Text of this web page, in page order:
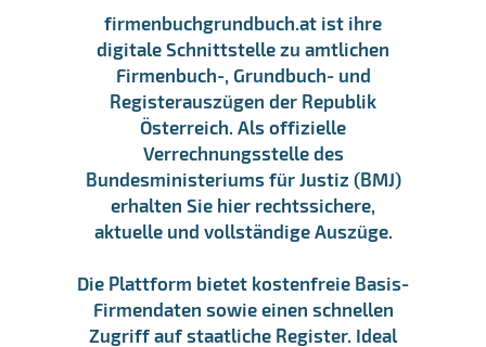
firmenbuchgrundbuch.at ist ihre
digitale Schnittstelle zu amtlichen
Firmenbuch-, Grundbuch- und
Registerauszügen der Republik
Österreich. Als offizielle
Verrechnungsstelle des
Bundesministeriums für Justiz (BMJ)
erhalten Sie hier rechtssichere,
aktuelle und vollständige Auszüge.
Die Plattform bietet kostenfreie Basis-
Firmendaten sowie einen schnellen
Zugriff auf staatliche Register. Ideal